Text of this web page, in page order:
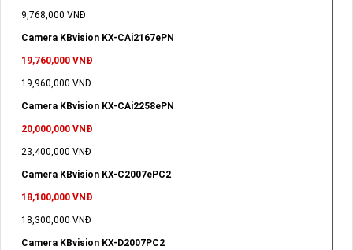
9,768,000 VNĐ
Camera KBvision KX-CAi2167ePN
19,760,000 VNĐ
19,960,000 VNĐ
Camera KBvision KX-CAi2258ePN
20,000,000 VNĐ
23,400,000 VNĐ
Camera KBvision KX-C2007ePC2
18,100,000 VNĐ
18,300,000 VNĐ
Camera KBvision KX-D2007PC2